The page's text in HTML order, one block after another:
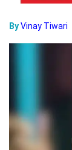
ByVinay Tiwari